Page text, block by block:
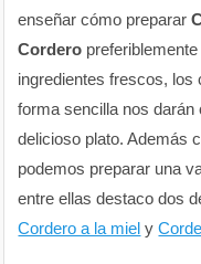
enseñar cómo preparar
Cordero
ingredientes frescos, los
forma sencilla nos darán
delicioso plato. Además
podemos preparar una
entre ellas destaco dos
Cordero a la miel y